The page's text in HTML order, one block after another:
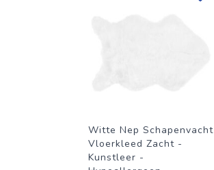
Witte Nep Schapenvacht
Vloerkleed Zacht -
Kunstleer -